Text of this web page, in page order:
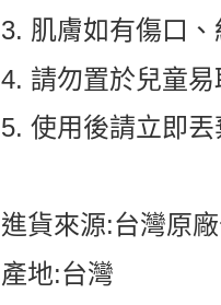
3. 肌膚如有傷口
4. 請勿置於兒童易
5. 使用後請立即丟
進貨來源:台灣原
產地:台灣